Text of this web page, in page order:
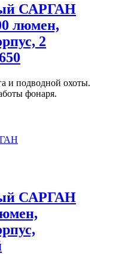
САРГАН
люмен,
2
и подводной охоты.
фонаря.
САРГАН